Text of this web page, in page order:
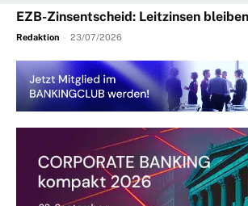
EZB-Zinsentscheid: Leitzinsen
Redaktion - 23/07/2026